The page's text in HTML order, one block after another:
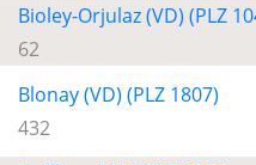
Bioley-Orjulaz (VD) (PLZ
62
Blonay (VD) (PLZ 1807)
432